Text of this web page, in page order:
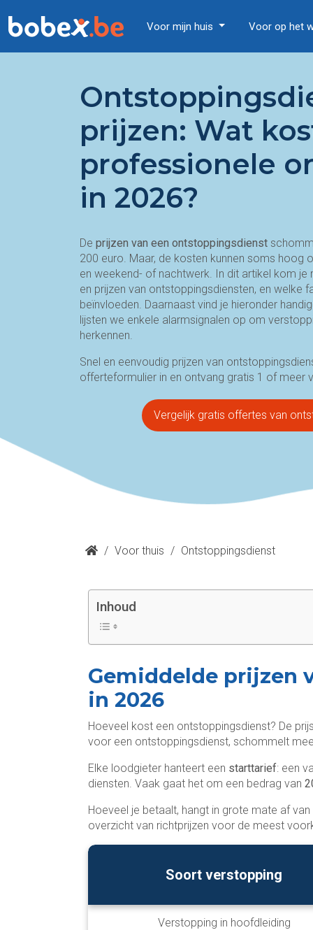
Voor mijn huis Voor op het
prijzen: Wat
professionele
in 2026?
De prijzen van een ontstoppingsdienst
200 euro. Maar, de kosten kunnen soms hoog
en weekend- of nachtwerk. In dit artikel kom
en prijzen van ontstoppingsdiensten, en welke
beïnvloeden. Daarnaast vind je hieronder
lijsten we enkele alarmsignalen op om
herkennen.
Snel en eenvoudig prijzen van
offerteformulier in en ontvang gratis 1 of meer
Vergelijk gratis offertes van
/ Voor thuis / Ontstoppingsdienst
Inhoud
Gemiddelde prijzen
in 2026
Hoeveel kost een ontstoppingsdienst? De
voor een ontstoppingsdienst, schommelt
Elke loodgieter hanteert een starttarief: een
diensten. Vaak gaat het om een bedrag van
Hoeveel je betaalt, hangt in grote mate af van
overzicht van richtprijzen voor de meest
Soort verstopping
Verstopping in hoofdleiding